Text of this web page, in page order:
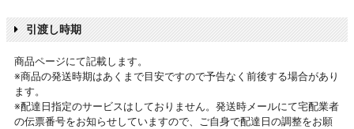
引渡し時期
商品ページにて記載します。
※商品の発送時期はあくまで目安ですので予告なく前後する場合があり
ます。
※配達日指定のサービスはしておりません。発送時メールにて宅配業者
の伝票番号をお知らせしていますので、ご自身で配達日の調整をお願